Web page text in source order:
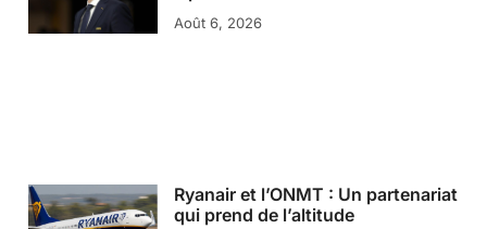
Août 6, 2026
Ryanair et l’ONMT : Un partenariat
qui prend de l’altitude